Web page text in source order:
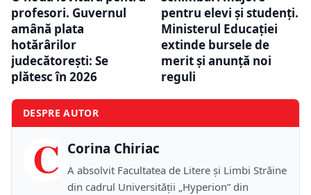
profesori. Guvernul
amână plata
hotărârilor
judecătorești: Se
plătesc în 2026
pentru elevi și studenți.
Ministerul Educației
extinde bursele de
merit și anunță noi
reguli
DESPRE AUTOR
C Corina Chiriac
A absolvit Facultatea de Litere și Limbi Străine
din cadrul Universității „Hyperion” din